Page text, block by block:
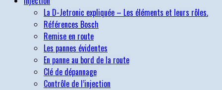
La D-Jetronic expliquée – Les éléments et leurs rôles.
Références Bosch
Remise en route
Les pannes évidentes
En panne au bord de la route
Clé de dépannage
Contrôle de l’injection